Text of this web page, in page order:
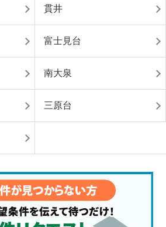
貫井
富士見台
南大泉
三原台